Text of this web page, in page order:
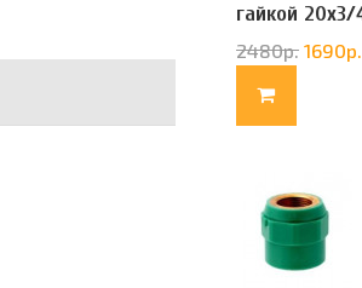
гайкой 20х3/
(G83322020)
2480р. 1690р.